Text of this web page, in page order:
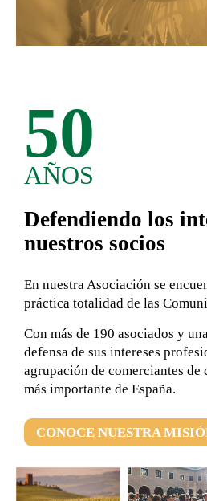
50
AÑOS
Defendiendo los
nuestros socios
En nuestra Asociación se
práctica totalidad de las
Con más de 190 asociados y
defensa de sus intereses
agrupación de comerciantes de
más importante de España.
CONOCE NUESTRA